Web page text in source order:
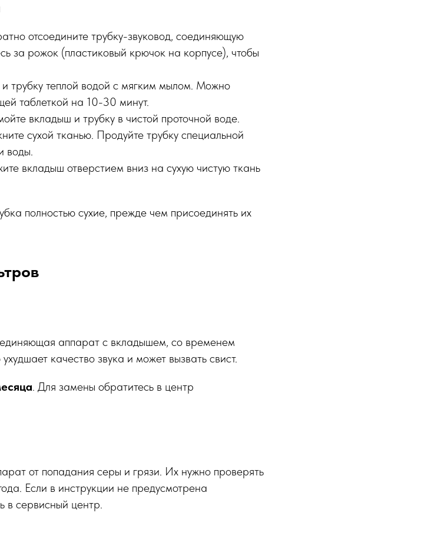
отсоедините трубку-звуковод, соединяющую
за рожок (пластиковый крючок на корпусе), чтобы
трубку теплой водой с мягким мылом. Можно
таблеткой на 10-30 минут.
вкладыш и трубку в чистой проточной воде.
сухой тканью. Продуйте трубку специальной
воды.
вкладыш отверстием вниз на сухую чистую ткань
полностью сухие, прежде чем присоединять их
аппарат с вкладышем, со временем
качество звука и может вызвать свист.
. Для замены обратитесь в центр
от попадания серы и грязи. Их нужно проверять
Если в инструкции не предусмотрена
в сервисный центр.